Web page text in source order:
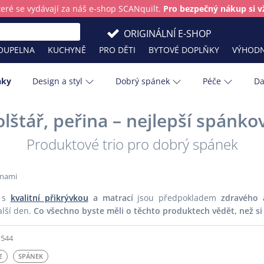
se vydávají za náš e-shop SCANquilt. Pro bezpečný nákup si
KUCHYNĚ PRO DĚTI BYTOVÉ DOPLŇKY
ORIGINÁLNÍ E-SHOP
Design a styl
Tipy na ty nejlepší svatební dary
Zlaté léto v Toskánsku: Slow living po
Dobrý spánek
Masky na spaní: Komfort a relaxace
cestách
Spánek v průběhu let: Dospělí
Péče
Skladování přikrývek, polštářů a
matrací
Bydlíme s mazlíčky: Jak mít doma
Barva roku
Bavlna
Děti
Kuchyňské
Ložnice
Obývací
peřina – nejlepší
Produktové trio pro dobrý spánek
kvalitní přikrývkou a matracíjsou předpoklademzdravého
den. Co všechno byste měli o těchto produktech vědět, než
544
SPÁNEK